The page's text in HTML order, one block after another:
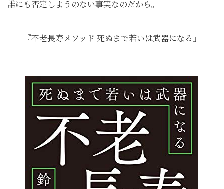
誰にも否定しようのない事実なのだから。
『不老長寿メソッド 死ぬまで若いは武器になる』